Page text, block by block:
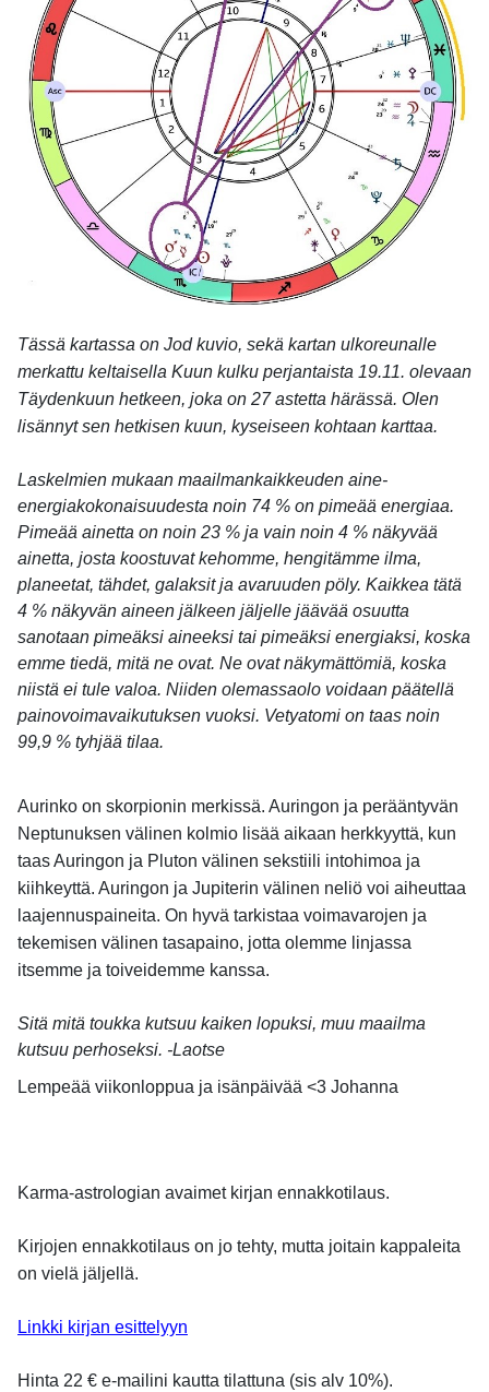
Tässä kartassa on Jod kuvio, sekä kartan ulkoreunalle
merkattu keltaisella Kuun kulku perjantaista 19.11. olevaan
Täydenkuun hetkeen, joka on 27 astetta härässä. Olen
lisännyt sen hetkisen kuun, kyseiseen kohtaan karttaa.
Laskelmien mukaan maailmankaikkeuden aine-
energiakokonaisuudesta noin 74 % on pimeää energiaa.
Pimeää ainetta on noin 23 % ja vain noin 4 % näkyvää
ainetta, josta koostuvat kehomme, hengitämme ilma,
planeetat, tähdet, galaksit ja avaruuden pöly. Kaikkea tätä
4 % näkyvän aineen jälkeen jäljelle jäävää osuutta
sanotaan pimeäksi aineeksi tai pimeäksi energiaksi, koska
emme tiedä, mitä ne ovat. Ne ovat näkymättömiä, koska
niistä ei tule valoa. Niiden olemassaolo voidaan päätellä
painovoimavaikutuksen vuoksi. Vetyatomi on taas noin
99,9 % tyhjää tilaa.
Aurinko on skorpionin merkissä. Auringon ja perääntyvän
Neptunuksen välinen kolmio lisää aikaan herkkyyttä, kun
taas Auringon ja Pluton välinen sekstiili intohimoa ja
kiihkeyttä. Auringon ja Jupiterin välinen neliö voi aiheuttaa
laajennuspaineita. On hyvä tarkistaa voimavarojen ja
tekemisen välinen tasapaino, jotta olemme linjassa
itsemme ja toiveidemme kanssa.
Sitä mitä toukka kutsuu kaiken lopuksi, muu maailma
kutsuu perhoseksi. -Laotse
Lempeää viikonloppua ja isänpäivää <3 Johanna
Karma-astrologian avaimet kirjan ennakkotilaus.
Kirjojen ennakkotilaus on jo tehty, mutta joitain kappaleita
on vielä jäljellä.
Linkki kirjan esittelyyn
Hinta 22 € e-mailini kautta tilattuna (sis alv 10%).